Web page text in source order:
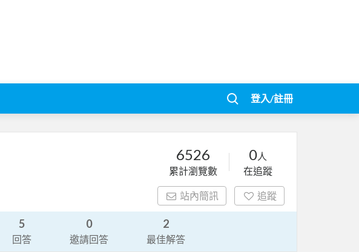
登入/註冊
6526
累計瀏覽數
0人
在追蹤
站內簡訊 追蹤
5
回答
0
邀請回答
2
最佳解答